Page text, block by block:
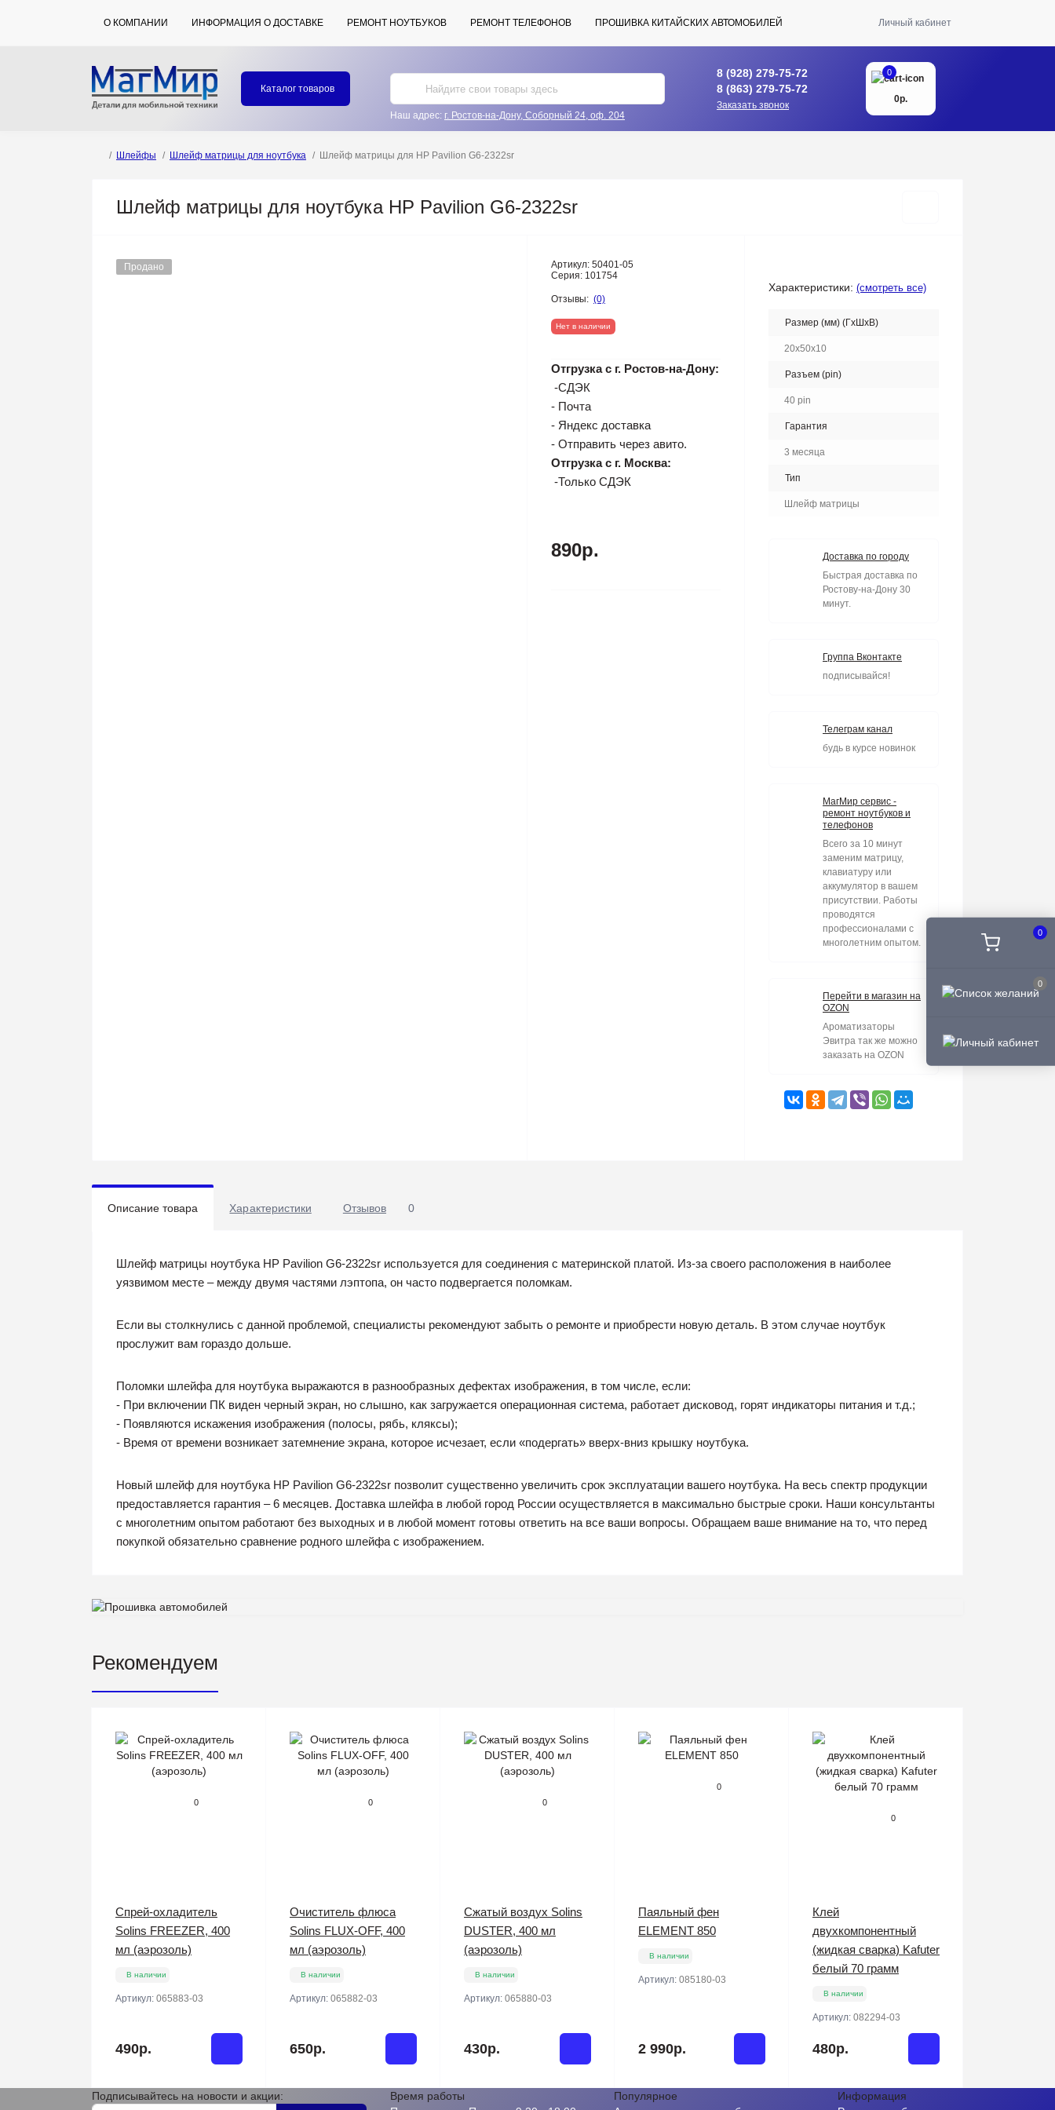
0
0
О КОМПАНИИ ИНФОРМАЦИЯ О ДОСТАВКЕ РЕМОНТ НОУТБУКОВ РЕМОНТ ТЕЛЕФОНОВ ПРОШИВКА КИТАЙСКИХ АВТОМОБИЛЕЙ Личный кабинет
Каталог товаров
Наш адрес: г. Ростов-на-Дону, Соборный 24, оф. 204
8 (928) 279-75-72
8 (863) 279-75-72
Заказать звонок
0
0р.
Шлейфы Шлейф матрицы для ноутбука Шлейф матрицы для HP Pavilion G6-2322sr
Шлейф матрицы для ноутбука HP Pavilion G6-2322sr
Продано Артикул: 50401-05
Серия: 101754
Отзывы: (0)
Нет в наличии
Отгрузка с г. Ростов-на-Дону:
-СДЭК
- Почта
- Яндекс доставка
- Отправить через авито.
Отгрузка с г. Москва:
-Только СДЭК
890р.
Характеристики: (смотреть все)
Размер (мм) (ГхШхВ)
20x50x10
Разъем (pin)
40 pin
Гарантия
3 месяца
Тип
Шлейф матрицы
Доставка по городу
Быстрая доставка по
Ростову-на-Дону 30
минут.
Группа Вконтакте
подписывайся!
Телеграм канал
будь в курсе новинок
МагМир сервис -
ремонт ноутбуков и
телефонов
Всего за 10 минут
заменим матрицу,
клавиатуру или
аккумулятор в вашем
присутствии. Работы
проводятся
профессионалами с
многолетним опытом.
Перейти в магазин на
OZON
Ароматизаторы
Эвитра так же можно
заказать на OZON
Описание товара Характеристики Отзывов 0
Шлейф матрицы ноутбука HP Pavilion G6-2322sr используется для соединения с материнской платой. Из-за своего расположения в наиболее
уязвимом месте – между двумя частями лэптопа, он часто подвергается поломкам.
Если вы столкнулись с данной проблемой, специалисты рекомендуют забыть о ремонте и приобрести новую деталь. В этом случае ноутбук
прослужит вам гораздо дольше.
Поломки шлейфа для ноутбука выражаются в разнообразных дефектах изображения, в том числе, если:
- При включении ПК виден черный экран, но слышно, как загружается операционная система, работает дисковод, горят индикаторы питания и т.д.;
- Появляются искажения изображения (полосы, рябь, кляксы);
- Время от времени возникает затемнение экрана, которое исчезает, если «подергать» вверх-вниз крышку ноутбука.
Новый шлейф для ноутбука HP Pavilion G6-2322sr позволит существенно увеличить срок эксплуатации вашего ноутбука. На весь спектр продукции
предоставляется гарантия – 6 месяцев. Доставка шлейфа в любой город России осуществляется в максимально быстрые сроки. Наши консультанты
с многолетним опытом работают без выходных и в любой момент готовы ответить на все ваши вопросы. Обращаем ваше внимание на то, что перед
покупкой обязательно сравнение родного шлейфа с изображением.
Рекомендуем
0
Спрей-охладитель
Solins FREEZER, 400
мл (аэрозоль)
В наличии
Артикул: 065883-03
490р.
0
Очиститель флюса
Solins FLUX-OFF, 400
мл (аэрозоль)
В наличии
Артикул: 065882-03
650р.
0
Сжатый воздух Solins
DUSTER, 400 мл
(аэрозоль)
В наличии
Артикул: 065880-03
430р.
0
Паяльный фен
ELEMENT 850
В наличии
Артикул: 085180-03
2 990р.
0
Клей
двухкомпонентный
(жидкая сварка) Kafuter
белый 70 грамм
В наличии
Артикул: 082294-03
480р.
Подписывайтесь на новости и акции:
Время работы
Популярное
Информация